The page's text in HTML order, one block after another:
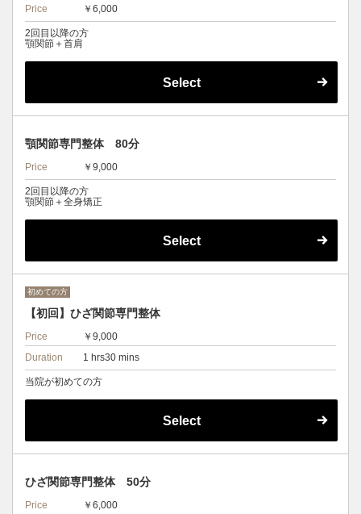
Price ￥6,000
2回目以降の方
顎関節＋首肩
Select
顎関節専門整体 80分
Price ￥9,000
2回目以降の方
顎関節＋全身矯正
Select
初めての方
【初回】ひざ関節専門整体
Price
￥9,000
Duration
1 hrs30 mins
当院が初めての方
Select
ひざ関節専門整体 50分
Price
￥6,000